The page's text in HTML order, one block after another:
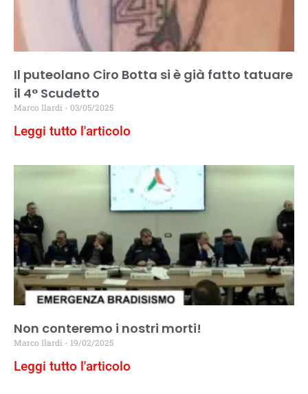
Il puteolano Ciro Botta si è già fatto tatuare
il 4° Scudetto
Marco Ilardi 03/05/2025
Leggi tutto l'articolo
Non conteremo i nostri morti!
Marco Ilardi 19/02/2025
Leggi tutto l'articolo